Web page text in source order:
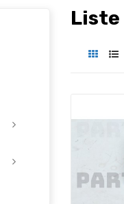
Liste